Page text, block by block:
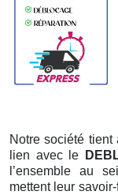
Notre société
lien avec le
l’ensemble au
mettent leur